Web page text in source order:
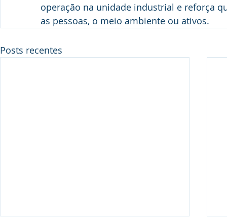
operação na unidade industrial e reforça
as pessoas, o meio ambiente ou ativos.
Posts recentes